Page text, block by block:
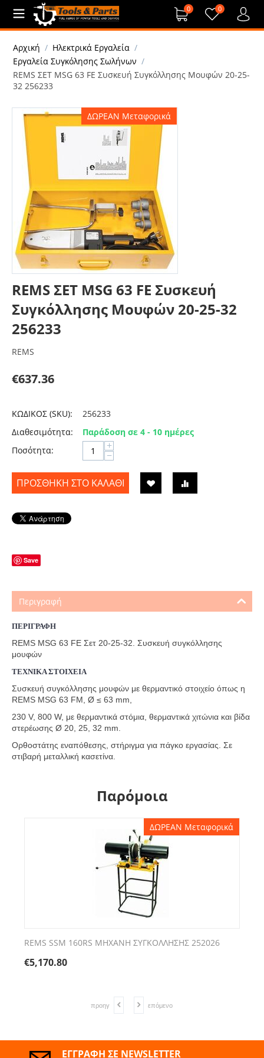
0 0
Αρχική / Ηλεκτρικά Εργαλεία /
Εργαλεία Συγκόλησης Σωλήνων /
REMS ΣΕΤ MSG 63 FE Συσκευή Συγκόλλησης Μουφών 20-25-
32 256233
ΔΩΡΕΑΝ Μεταφορικά
REMS ΣΕΤ MSG 63 FE Συσκευή
Συγκόλλησης Μουφών 20-25-32
256233
REMS
€637.36
ΚΩΔΙΚΟΣ (SKU):
256233
Διαθεσιμότητα:
Παράδοση σε 4 - 10 ημέρες
Ποσότητα:
+
−
ΠΡΟΣΘΉΚΗ ΣΤΟ ΚΑΛΆΘΙ
Save
Περιγραφή
ΠΕΡΙΓΡΑΦΗ
REMS MSG 63 FE Σετ 20-25-32. Συσκευή συγκόλλησης
μουφών
ΤΕΧΝΙΚΑ ΣΤΟΙΧΕΙΑ
Συσκευή συγκόλλησης μουφών με θερμαντικό στοιχείο όπως η
REMS MSG 63 FM, Ø ≤ 63 mm,
230 V, 800 W, με θερμαντικά στόμια, θερμαντικά χιτώνια και βίδα
στερέωσης Ø 20, 25, 32 mm.
Ορθοστάτης εναπόθεσης, στήριγμα για πάγκο εργασίας. Σε
στιβαρή μεταλλική κασετίνα.
Παρόμοια
ΔΩΡΕΑΝ Μεταφορικά
REMS SSM 160RS ΜΗΧΑΝΗ ΣΥΓΚΟΛΛΗΣΗΣ 252026
€5,170.80
προηγ επόμενο
ΕΓΓΡΑΦΉ ΣΕ NEWSLETTER